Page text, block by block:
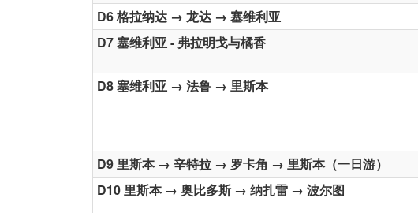
D6 格拉纳达 → 龙达 → 塞维利亚
D7 塞维利亚 - 弗拉明戈与橘香​
D8 塞维利亚 → 法鲁 → 里斯本
D9 里斯本 → 辛特拉 → 罗卡角 → 里斯本（一日游）​
D10 里斯本 → 奥比多斯 → 纳扎雷 → 波尔图